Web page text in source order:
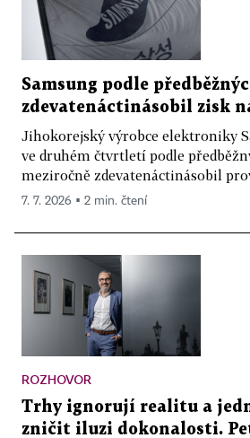
Samsung podle
zdevatenáctinásobil zisk
Jihokorejský výrobce elektroniky
ve druhém čtvrtletí podle
meziročně zdevatenáctinásobil
7. 7. 2026 ▪ 2 min. čtení
ROZHOVOR
Trhy ignorují realitu a
zničit iluzi dokonalosti.